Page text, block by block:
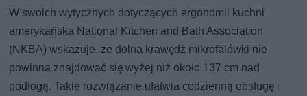
W swoich wytycznych dotyczących ergonomii kuchni
amerykańska National Kitchen and Bath Association
(NKBA) wskazuje, że dolna krawędź mikrofalówki nie
powinna znajdować się wyżej niż około 137 cm nad
podłogą. Takie rozwiązanie ułatwia codzienną obsługę i